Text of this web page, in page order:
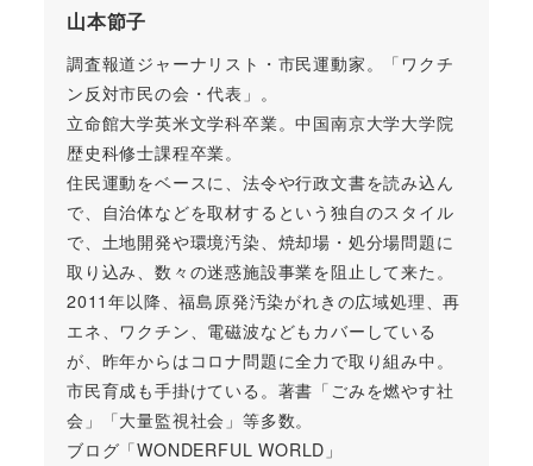
山本節子
調査報道ジャーナリスト・市民運動家。「ワクチ
ン反対市民の会・代表」。
立命館大学英米文学科卒業。中国南京大学大学院
歴史科修士課程卒業。
住民運動をベースに、法令や行政文書を読み込ん
で、自治体などを取材するという独自のスタイル
で、土地開発や環境汚染、焼却場・処分場問題に
取り込み、数々の迷惑施設事業を阻止して来た。
2011年以降、福島原発汚染がれきの広域処理、再
エネ、ワクチン、電磁波などもカバーしている
が、昨年からはコロナ問題に全力で取り組み中。
市民育成も手掛けている。著書「ごみを燃やす社
会」「大量監視社会」等多数。
ブログ「WONDERFUL WORLD」